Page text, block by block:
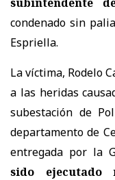
condenado sin
Espriella.
La víctima, Rodelo
a las heridas
subestación de
departamento de
entregada por la
sido ejecutado